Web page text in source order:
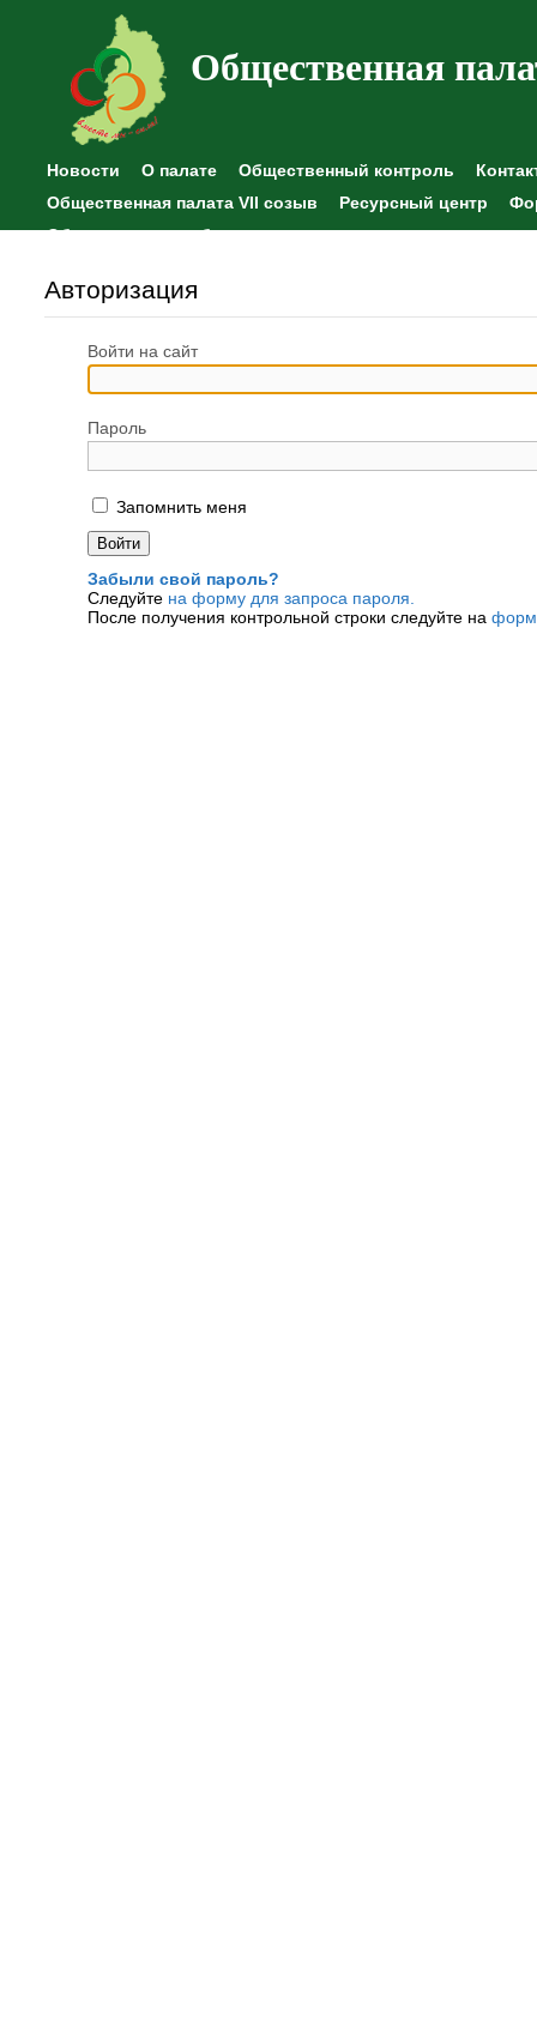
Общественная
Новости О палате Общественный контроль
Общественная палата VII созыв
Ресурсный центр
Общественные наблюдения
Авторизация
Войти на сайт
Пароль
Запомнить меня
Забыли свой пароль?
Следуйте на форму для запроса пароля.
После получения контрольной строки следуйте на